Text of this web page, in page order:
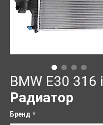
BMW E30 316 i
Радиатор
Бренд *